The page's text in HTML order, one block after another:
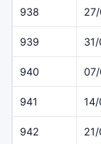
938
939
940
941
942